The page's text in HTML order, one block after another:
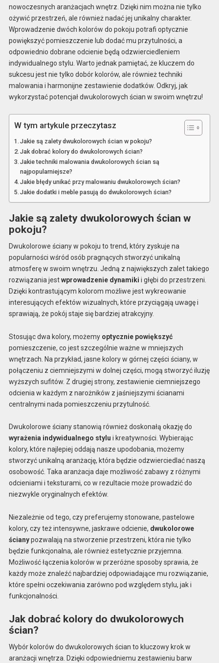
nowoczesnych aranżacjach wnętrz. Dzięki nim można nie tylko
ożywić przestrzeń, ale również nadać jej unikalny charakter.
Wprowadzenie dwóch kolorów do pokoju potrafi optycznie
powiększyć pomieszczenie lub dodać mu przytulności, a
odpowiednio dobrane odcienie będą odzwierciedleniem
indywidualnego stylu. Warto jednak pamiętać, że kluczem do
sukcesu jest nie tylko dobór kolorów, ale również techniki
malowania i harmonijne zestawienie dodatków. Odkryj, jak
wykorzystać potencjał dwukolorowych ścian w swoim wnętrzu!
W tym artykule przeczytasz
Jakie są zalety dwukolorowych ścian w pokoju?
Jak dobrać kolory do dwukolorowych ścian?
Jakie techniki malowania dwukolorowych ścian są
najpopularniejsze?
Jakie błędy unikać przy malowaniu dwukolorowych ścian?
Jakie dodatki i meble pasują do dwukolorowych ścian?
Jakie są zalety dwukolorowych ścian w
pokoju?
Dwukolorowe ściany w pokoju to trend, który zyskuje na
popularności wśród osób pragnących stworzyć unikalną
atmosferę w swoim wnętrzu. Jedną z największych zalet takiego
rozwiązania jestwprowadzenie dynamiki i głębi do przestrzeni.
Dzięki kontrastującym kolorom możliwe jest wykreowanie
interesujących efektów wizualnych, które przyciągają uwagę i
sprawiają, że pokój staje się bardziej atrakcyjny.
Stosując dwa kolory, możemy optycznie powiększyć
pomieszczenie, co jest szczególnie ważne w mniejszych
wnętrzach. Na przykład, jasne kolory w górnej części ściany, w
połączeniu z ciemniejszymi w dolnej części, mogą stworzyć iluzję
wyższych sufitów. Z drugiej strony, zestawienie ciemniejszego
odcienia w każdym z narożników z jaśniejszymi ścianami
centralnymi nada pomieszczeniu przytulność.
Dwukolorowe ściany stanowią również doskonałą okazję do
wyrażenia indywidualnego stylu i kreatywności. Wybierając
kolory, które najlepiej oddają nasze upodobania, możemy
stworzyć unikalną aranżację, która będzie odzwierciedlać naszą
osobowość. Taka aranżacja daje możliwość zabawy z różnymi
odcieniami i teksturami, co w rezultacie może prowadzić do
niezwykle oryginalnych efektów.
Niezależnie od tego, czy preferujemy stonowane, pastelowe
kolory, czy też intensywne, jaskrawe odcienie, dwukolorowe
ścianypozwalają na stworzenie przestrzeni, która nie tylko
będzie funkcjonalna, ale również estetycznie przyjemna.
Możliwość łączenia kolorów w przeróżne sposoby sprawia, że
każdy może znaleźć najbardziej odpowiadające mu rozwiązanie,
które spełni oczekiwania zarówno pod względem stylu, jak i
funkcjonalności.
Jak dobrać kolory do dwukolorowych
ścian?
Wybór kolorów do dwukolorowych ścian to kluczowy krok w
aranżacji wnętrza. Dzięki odpowiedniemu zestawieniu barw